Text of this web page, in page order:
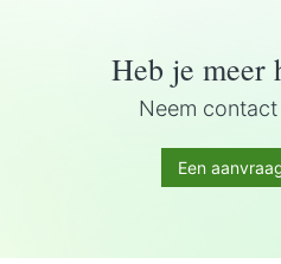
Heb je meer
Neem
Een